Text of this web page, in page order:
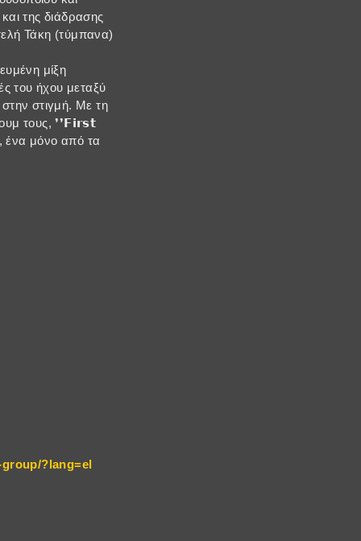
της διάδρασης
Τάκη (τύμπανα)
μίξη
του ήχου μεταξύ
στιγμή. Mε τη
τους, ❜❜𝗙𝗶𝗿𝘀𝘁
ένα μόνο από τα
?lang=el